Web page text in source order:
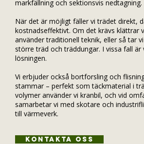
markfällning och sektionsvis nedtagning.
När det är möjligt fäller vi trädet direkt,
kostnadseffektivt. Om det krävs klättrar
använder traditionell teknik, eller så tar
större träd och träddungar. I vissa fall är
lösningen.
Vi erbjuder också bortforsling och
stammar – perfekt som täckmaterial i
volymer använder vi kranbil, och vid
samarbetar vi med skotare och
till värmeverk.
Kontakta oss